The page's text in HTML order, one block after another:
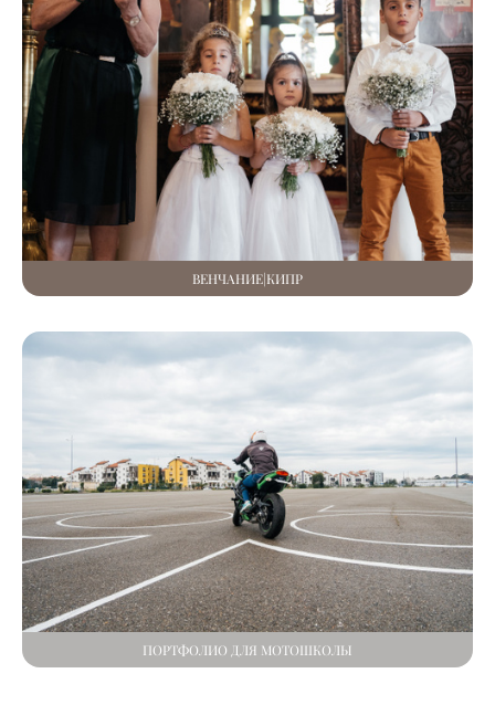
ВЕНЧАНИЕ|КИПР
ПОРТФОЛИО ДЛЯ МОТОШКОЛЫ